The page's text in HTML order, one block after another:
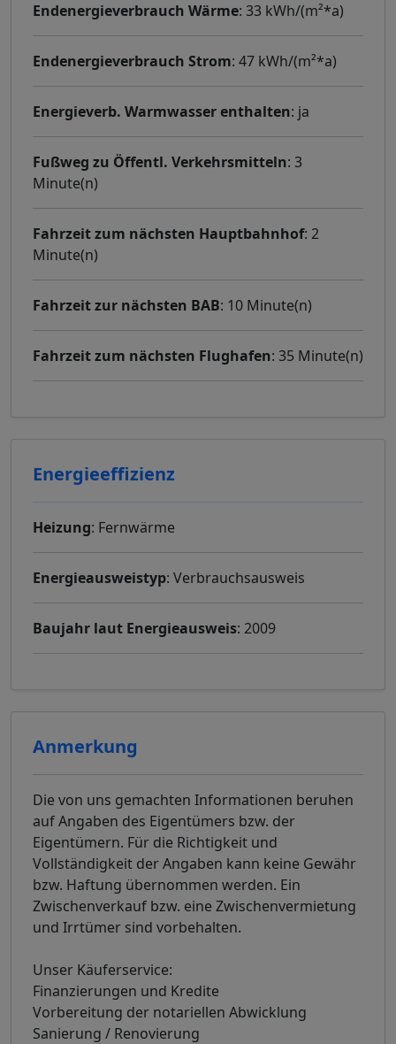
Endenergieverbrauch Wärme: 33 kWh/(m²*a)
Endenergieverbrauch Strom: 47 kWh/(m²*a)
Energieverb. Warmwasser enthalten: ja
Fußweg zu Öffentl. Verkehrsmitteln: 3
Minute(n)
Fahrzeit zum nächsten Hauptbahnhof: 2
Minute(n)
Fahrzeit zur nächsten BAB: 10 Minute(n)
Fahrzeit zum nächsten Flughafen: 35 Minute(n)
Energieeffizienz
Heizung: Fernwärme
Energieausweistyp: Verbrauchsausweis
Baujahr laut Energieausweis: 2009
Anmerkung
Die von uns gemachten Informationen beruhen
auf Angaben des Eigentümers bzw. der
Eigentümern. Für die Richtigkeit und
Vollständigkeit der Angaben kann keine Gewähr
bzw. Haftung übernommen werden. Ein
Zwischenverkauf bzw. eine Zwischenvermietung
und Irrtümer sind vorbehalten.
Unser Käuferservice:
Finanzierungen und Kredite
Vorbereitung der notariellen Abwicklung
Sanierung / Renovierung